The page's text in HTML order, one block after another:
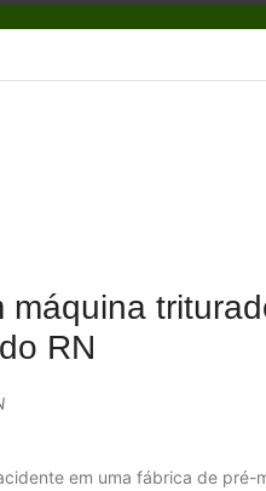
RN
em uma fábrica de pré-